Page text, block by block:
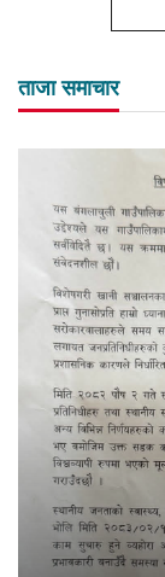
ताजा समाचार